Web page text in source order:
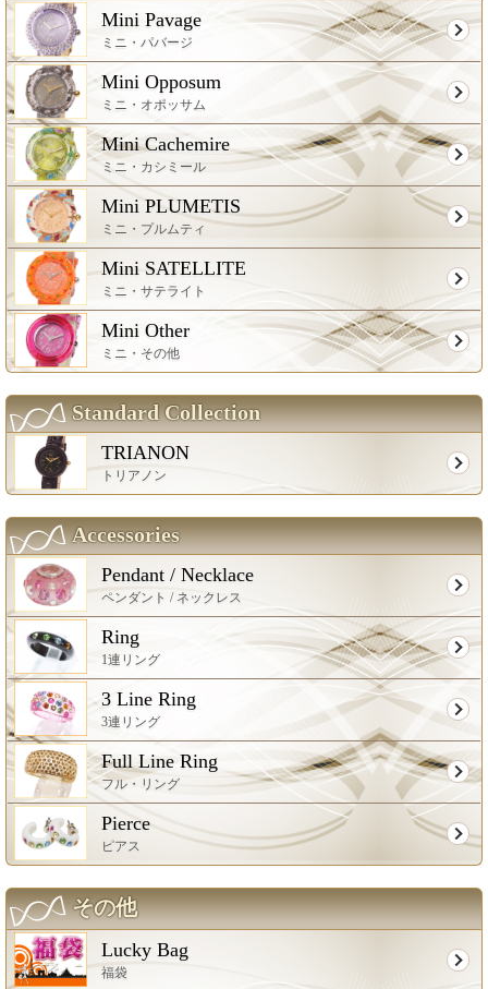
Mini Pavage
ミニ・パバージ
Mini Opposum
ミニ・オポッサム
Mini Cachemire
ミニ・カシミール
Mini PLUMETIS
ミニ・プルムティ
Mini SATELLITE
ミニ・サテライト
Mini Other
ミニ・その他
Standard Collection
TRIANON
トリアノン
Accessories
Pendant / Necklace
ペンダント / ネックレス
Ring
1連リング
3 Line Ring
3連リング
Full Line Ring
フル・リング
Pierce
ピアス
その他
Lucky Bag
福袋